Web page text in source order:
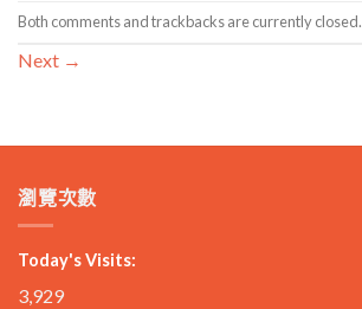
Both comments and trackbacks are currently closed.
Next →
瀏覽次數
Today's Visits:
3,929